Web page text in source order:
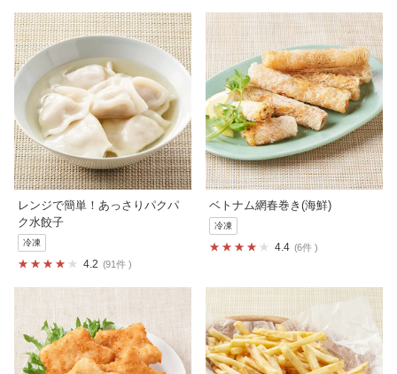
レンジで簡単！あっさりパクパ
ク水餃子
冷凍
4.2 91件
ベトナム網春巻き(海鮮)
冷凍
4.4 6件